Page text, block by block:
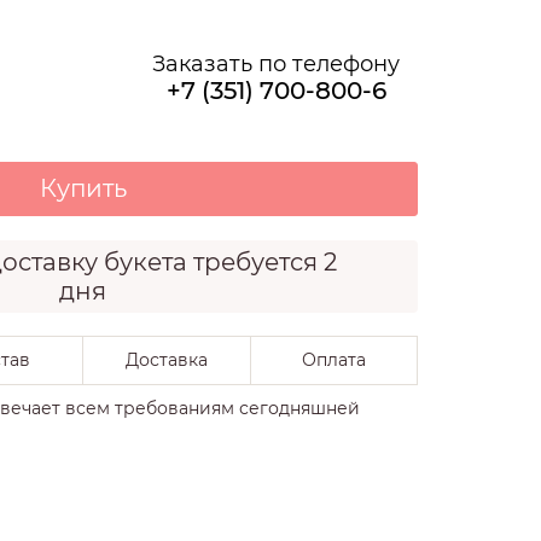
Заказать по телефону
+7 (351) 700-800-6
Купить
букета требуется 2
дня
Доставка Оплата
всем требованиям сегодняшней